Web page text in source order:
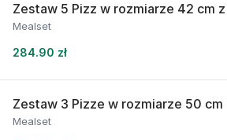
Zestaw 5 Pizz w rozmiarze 42 cm z
Mealset
284.90 zł
Zestaw 3 Pizze w rozmiarze 50 cm
Mealset